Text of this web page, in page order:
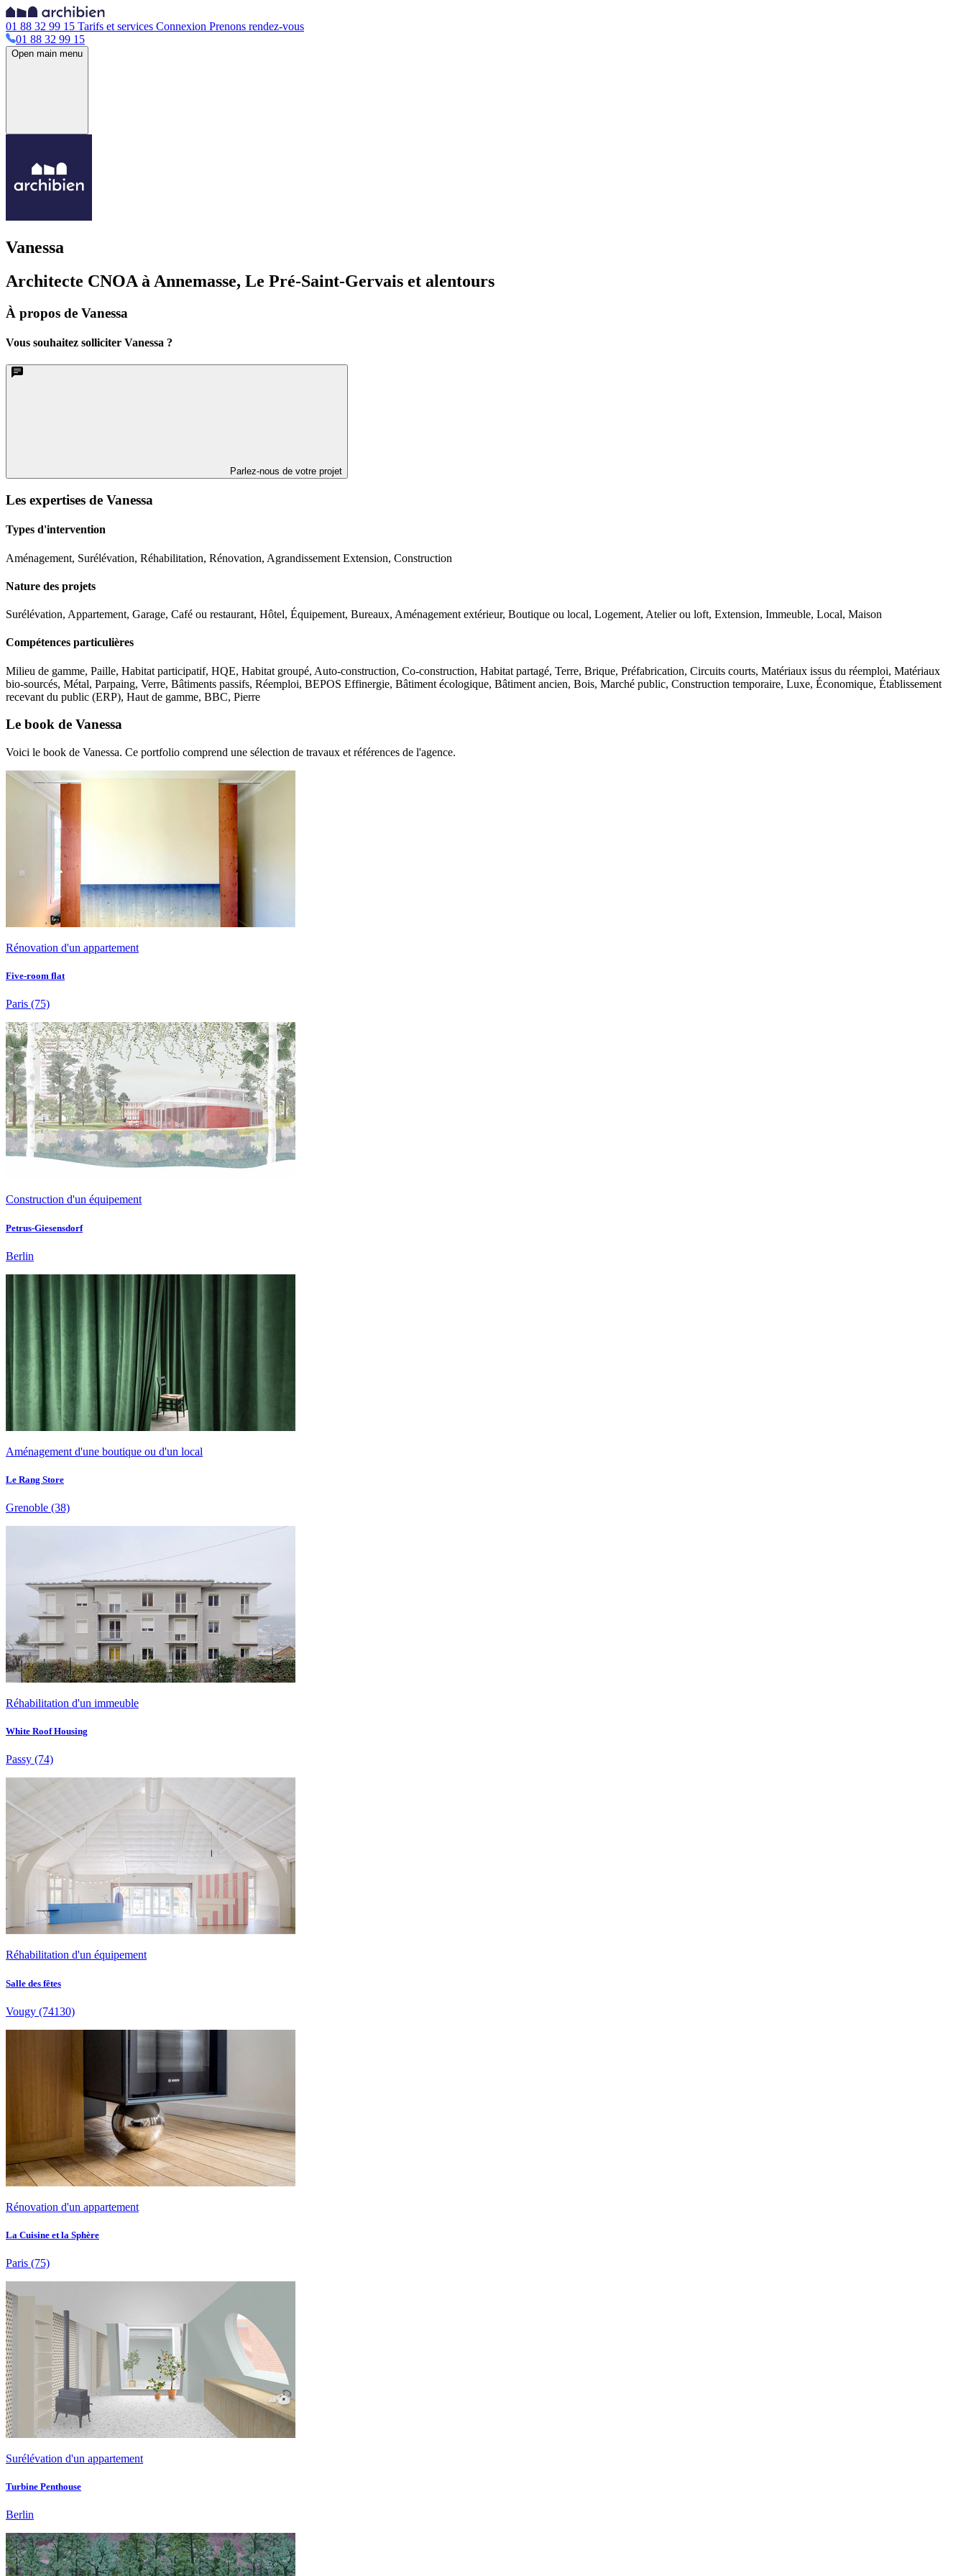
01 88 32 99 15 Tarifs et services Connexion Prenons rendez-vous
01 88 32 99 15
Open main menu
Vanessa
Architecte CNOA à Annemasse, Le Pré-Saint-Gervais et alentours
À propos de Vanessa
Vous souhaitez solliciter Vanessa ?
Parlez-nous de votre projet
Les expertises de Vanessa
Types d'intervention
Aménagement, Surélévation, Réhabilitation, Rénovation, Agrandissement Extension, Construction
Nature des projets
Surélévation, Appartement, Garage, Café ou restaurant, Hôtel, Équipement, Bureaux, Aménagement extérieur, Boutique ou local, Logement, Atelier ou loft, Extension, Immeuble, Local, Maison
Compétences particulières
Milieu de gamme, Paille, Habitat participatif, HQE, Habitat groupé, Auto-construction, Co-construction, Habitat partagé, Terre, Brique, Préfabrication, Circuits courts, Matériaux issus du réemploi, Matériaux
bio-sourcés, Métal, Parpaing, Verre, Bâtiments passifs, Réemploi, BEPOS Effinergie, Bâtiment écologique, Bâtiment ancien, Bois, Marché public, Construction temporaire, Luxe, Économique, Établissement
recevant du public (ERP), Haut de gamme, BBC, Pierre
Le book de Vanessa
Voici le book de Vanessa. Ce portfolio comprend une sélection de travaux et références de l'agence.
Rénovation d'un appartement
Five-room flat
Paris (75)
Construction d'un équipement
Petrus-Giesensdorf
Berlin
Aménagement d'une boutique ou d'un local
Le Rang Store
Grenoble (38)
Réhabilitation d'un immeuble
White Roof Housing
Passy (74)
Réhabilitation d'un équipement
Salle des fêtes
Vougy (74130)
Rénovation d'un appartement
La Cuisine et la Sphère
Paris (75)
Surélévation d'un appartement
Turbine Penthouse
Berlin